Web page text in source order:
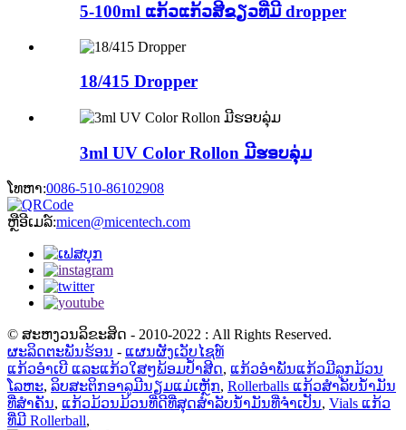
5-100ml ແກ້ວແກ້ວສີຂຽວທີ່ມີ dropper
18/415 Dropper
3ml UV Color Rollon ມີຮອບລຸ່ມ
ໂທຫາ:0086-510-86102908
ຫຼືອີເມລ໌:micen@micentech.com
© ສະຫງວນລິຂະສິດ - 2010-2022 : All Rights Reserved.
ຜະລິດຕະພັນຮ້ອນ - ແຜນຜັງເວັບໄຊທ໌
ແກ້ວອຳເບີ ແລະແກ້ວໃສໆພ້ອມປ້ຳສີດ, ແກ້ວອໍາພັນແກ້ວມີລູກມ້ວນ
ໂລຫະ, ລິບສະຕິກອາລູມີນຽມແມ່ເຫຼັກ, Rollerballs ແກ້ວສໍາລັບນ້ໍາມັນ
ທີ່ສໍາຄັນ, ແກ້ວມ້ວນມ້ວນທີ່ດີທີ່ສຸດສໍາລັບນ້ໍາມັນທີ່ຈໍາເປັນ, Vials ແກ້ວ
ທີ່ມີ Rollerball,